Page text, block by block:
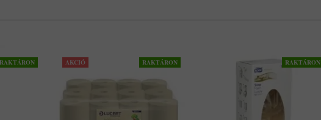
RAKTÁRON AKCIÓ RAKTÁRON RAKTÁRON